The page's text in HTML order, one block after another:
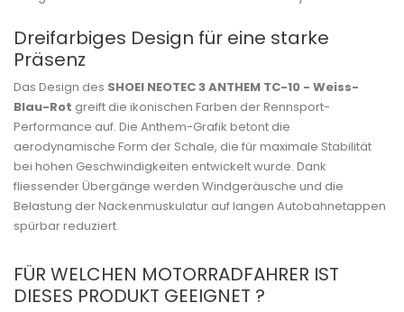
Dreifarbiges Design für eine starke
Präsenz
Das Design des SHOEI NEOTEC 3 ANTHEM TC-10 - Weiss-
Blau-Rot greift die ikonischen Farben der Rennsport-
Performance auf. Die Anthem-Grafik betont die
aerodynamische Form der Schale, die für maximale Stabilität
bei hohen Geschwindigkeiten entwickelt wurde. Dank
fliessender Übergänge werden Windgeräusche und die
Belastung der Nackenmuskulatur auf langen Autobahnetappen
spürbar reduziert.
FÜR WELCHEN MOTORRADFAHRER IST
DIESES PRODUKT GEEIGNET ?